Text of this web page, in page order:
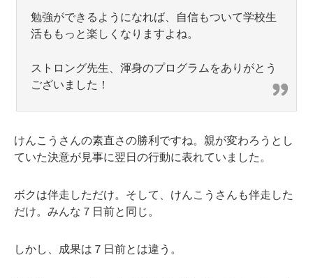
勉強ができるようになれば、自信もついて学校生
活ももっと楽しくなりますよね。
ストロング先生、渾身のプログラムをありがとう
ございました！
けんこうさんの素直さの勝利ですね。親が変わろうとし
ていた決意が見事に翌日の行動に表れていました。
ボクは伴走しただけ。そして、けんこうさんも伴走した
だけ。みんな７日前と同じ。
しかし、成果は７日前とは違う。